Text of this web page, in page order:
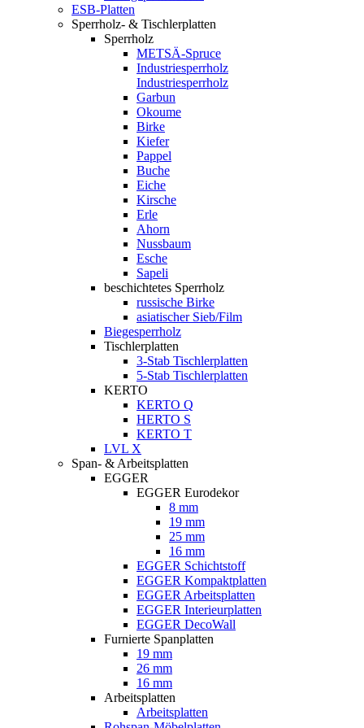
ESB-Platten
Sperrholz- & Tischlerplatten
Sperrholz
METSÄ-Spruce
Industriesperrholz
Industriesperrholz
Garbun
Okoume
Birke
Kiefer
Pappel
Buche
Eiche
Kirsche
Erle
Ahorn
Nussbaum
Esche
Sapeli
beschichtetes Sperrholz
russische Birke
asiatischer Sieb/Film
Biegesperrholz
Tischlerplatten
3-Stab Tischlerplatten
5-Stab Tischlerplatten
KERTO
KERTO Q
HERTO S
KERTO T
LVL X
Span- & Arbeitsplatten
EGGER
EGGER Eurodekor
8 mm
19 mm
25 mm
16 mm
EGGER Schichtstoff
EGGER Kompaktplatten
EGGER Arbeitsplatten
EGGER Interieurplatten
EGGER DecoWall
Furnierte Spanplatten
19 mm
26 mm
16 mm
Arbeitsplatten
Arbeitsplatten